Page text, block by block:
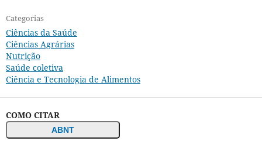
Categorias
Ciências da Saúde
Ciências Agrárias
Nutrição
Saúde coletiva
Ciência e Tecnologia de Alimentos
COMO CITAR
ABNT